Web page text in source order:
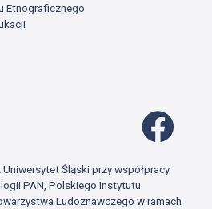
Etnograficznego
Śląski przy współpracy
PAN, Polskiego Instytutu
Ludoznawczego w ramach